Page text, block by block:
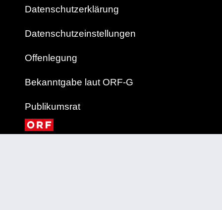
Datenschutzerklärung
Datenschutzeinstellungen
Offenlegung
Bekanntgabe laut ORF-G
Publikumsrat